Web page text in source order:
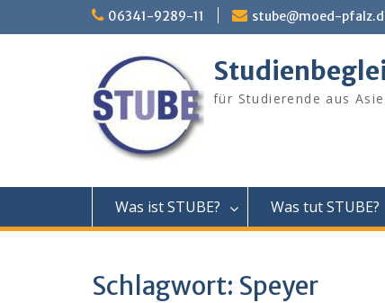
06341-9289-11
stube@moed-
für Studierende aus
Was ist STUBE? Was tut STUBE?
Schlagwort: Speyer